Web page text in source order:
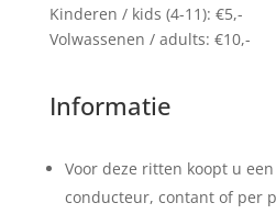
Kinderen / kids (4-11): €5,-
Volwassenen / adults: €10,-
Informatie
Voor deze ritten koopt u
conducteur, contant of per